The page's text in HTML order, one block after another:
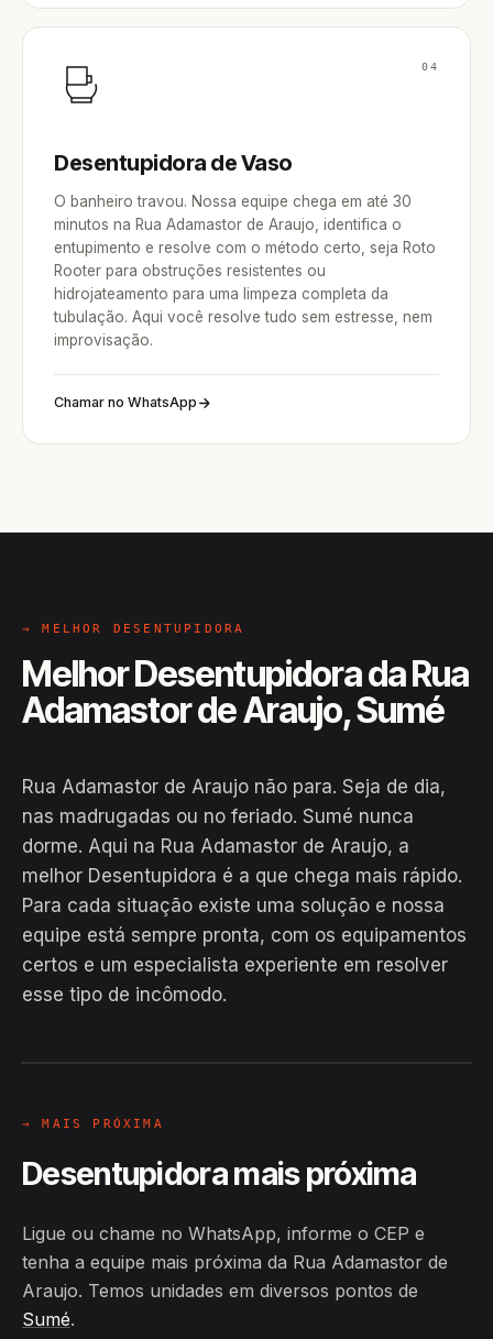
04
Desentupidora de Vaso
O banheiro travou. Nossa equipe chega em até 30
minutos na Rua Adamastor de Araujo, identifica o
entupimento e resolve com o método certo, seja Roto
Rooter para obstruções resistentes ou
hidrojateamento para uma limpeza completa da
tubulação. Aqui você resolve tudo sem estresse, nem
improvisação.
Chamar no WhatsApp
→ MELHOR DESENTUPIDORA
Melhor Desentupidora da Rua
Adamastor de Araujo, Sumé
Rua Adamastor de Araujo não para. Seja de dia,
nas madrugadas ou no feriado. Sumé nunca
dorme. Aqui na Rua Adamastor de Araujo, a
melhor Desentupidora é a que chega mais rápido.
Para cada situação existe uma solução e nossa
equipe está sempre pronta, com os equipamentos
certos e um especialista experiente em resolver
esse tipo de incômodo.
EM CAMPO
Hiroshiro · Rua Adamastor de
→ MAIS PRÓXIMA
Desentupidora mais próxima
Ligue ou chame no WhatsApp, informe o CEP e
tenha a equipe mais próxima da Rua Adamastor de
Araujo. Temos unidades em diversos pontos de
Sumé.